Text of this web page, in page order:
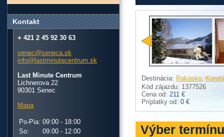
Destinácia: Rakúsko,
Kód zájazdu: 1377526
Cena od: 211 €
Príplatky od: 0 €
Výber termínu
Kontakt
+ 421 2 45 92 30 63
senec@seneca.sk
info@lastminutecentrum.sk
Last Minute Centrum
Lichnerova 22
90301 Senec
Mapa
Po-Pia: 09:00 - 18:00
So:
09:00 - 12:00